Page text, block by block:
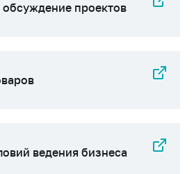
проектов
ведения бизнеса